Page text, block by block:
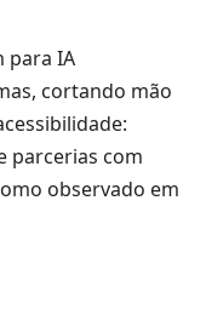
para IA
cortando mão
parcerias com
observado em